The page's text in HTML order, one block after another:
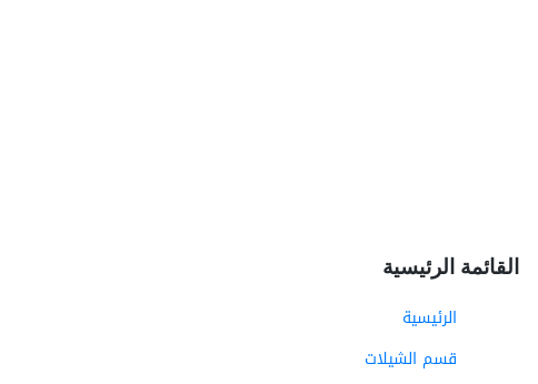
القائمة الرئيسية
الرئيسية
قسم الشيلات